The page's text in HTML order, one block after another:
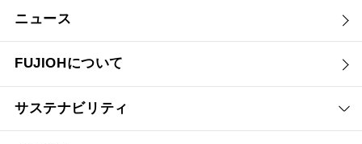
ニュース
FUJIOHについて
サステナビリティ